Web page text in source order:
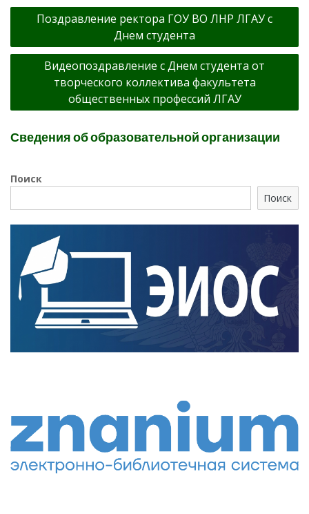
Навигация
записям
Поздравление ректора ГОУ ВО ЛНР ЛГАУ с
Днем студента
Видеопоздравление с Днем студента от
творческого коллектива факультета
общественных профессий ЛГАУ
Сведения об образовательной организации
Поиск
Поиск